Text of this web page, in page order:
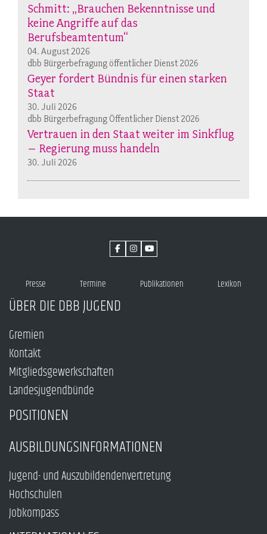
Schmitt: „Brauchen Bekenntnisse und
keine Angriffe auf das
Berufsbeamtentum“
04. August 2026
dbb Bürgerbefragung öffentlicher Dienst 2026
Geyer fordert Bündnis für einen starken
Staat
30. Juli 2026
dbb Bürgerbefragung Öffentlicher Dienst 2026
Vertrauen in den Staat weiter im Sinkflug
– Regierung muss handeln
30. Juli 2026
Presse Termine Publikationen Lexikon
ÜBER DIE DBB JUGEND
Gremien
Kontakt
Mitgliedsgewerkschaften
Landesjugendbünde
POSITIONEN
AUSBILDUNGSINFORMATIONEN
Jugend- und Auszubildendenvertretung
Hochschulen
Jobkompass